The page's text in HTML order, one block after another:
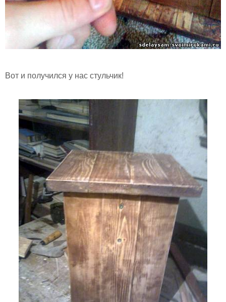
Вот и получился у нас стульчик!